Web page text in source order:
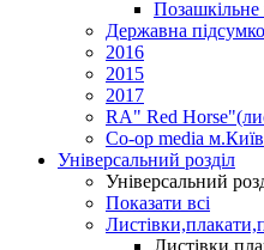
Державна
2016
2015
2017
RA" Red
Co-op media м.Київ
Універсальний розділ
Універсальний
Показати всі